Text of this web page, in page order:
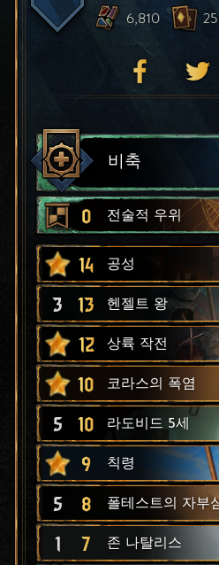
6,810 25
비축
0 전술적 우위
14 공성
3 13 헨젤트 왕
12 상륙 작전
10 코라스의 폭염
5 10 라도비드 5세
9 칙령
5 8 폴테스트의 자부
1 7 존 나탈리스